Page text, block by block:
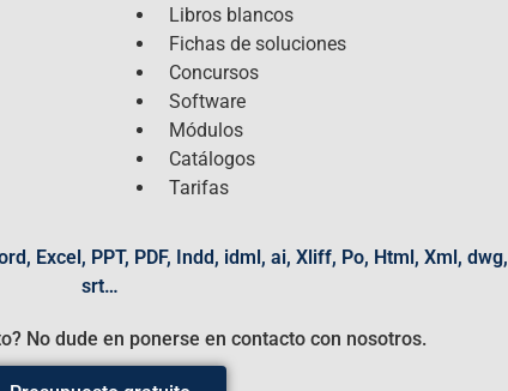
Libros blancos
Fichas de soluciones
Concursos
Software
Módulos
Catálogos
Tarifas
Excel, PPT, PDF, Indd, idml, ai, Xliff, Po, Html, Xml, dwg,
srt…
No dude en ponerse en contacto con nosotros.